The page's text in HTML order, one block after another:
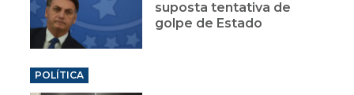
suposta tentativa de
golpe de Estado
POLÍTICA